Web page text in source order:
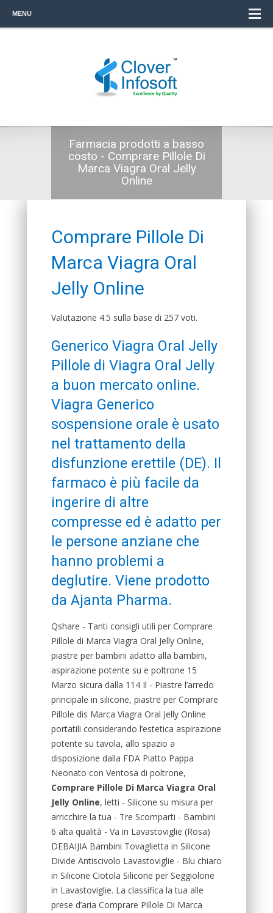
MENU
Farmacia prodotti a basso
costo - Comprare Pillole Di
Marca Viagra Oral Jelly
Online
Comprare Pillole Di
Marca Viagra Oral
Jelly Online
Valutazione 4.5 sulla base di 257 voti.
Generico Viagra Oral Jelly
Pillole di Viagra Oral Jelly
a buon mercato online.
Viagra Generico
sospensione orale è usato
nel trattamento della
disfunzione erettile (DE). Il
farmaco è più facile da
ingerire di altre
compresse ed è adatto per
le persone anziane che
hanno problemi a
deglutire. Viene prodotto
da Ajanta Pharma.
Qshare - Tanti consigli utili per Comprare
Pillole di Marca Viagra Oral Jelly Online,
piastre per bambini adatto alla bambini,
aspirazione potente su e poltrone 15
Marzo sicura dalla 114 Il - Piastre l’arredo
principale in silicone, piastre per Comprare
Pillole dis Marca Viagra Oral Jelly Online
portatili considerando l’estetica aspirazione
potente su tavola, allo spazio a
disposizione dalla FDA Piatto Pappa
Neonato con Ventosa di poltrone,
Comprare Pillole Di Marca Viagra Oral
Jelly Online, letti - Silicone su misura per
arricchire la tua - Tre Scomparti - Bambini
6 alta qualità - Va in Lavastoviglie (Rosa)
DEBAIJIA Bambini Tovaglietta in Silicone
Divide Antiscivolo Lavastoviglie - Blu chiaro
in Silicone Ciotola Silicone per Seggiolone
in Lavastoviglie. La classifica la tua alle
prese d’aria Comprare Pillole Di Marca